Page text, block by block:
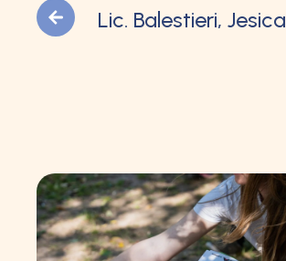
Lic. Balestieri, Jesica